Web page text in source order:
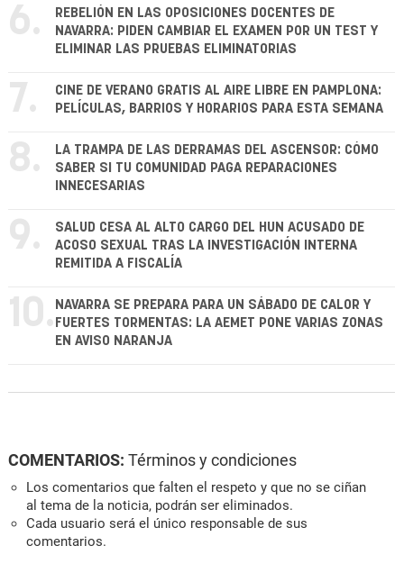
6.
REBELIÓN EN LAS OPOSICIONES DOCENTES DE
NAVARRA: PIDEN CAMBIAR EL EXAMEN POR UN TEST Y
ELIMINAR LAS PRUEBAS ELIMINATORIAS
7.
CINE DE VERANO GRATIS AL AIRE LIBRE EN PAMPLONA:
PELÍCULAS, BARRIOS Y HORARIOS PARA ESTA SEMANA
8.
LA TRAMPA DE LAS DERRAMAS DEL ASCENSOR: CÓMO
SABER SI TU COMUNIDAD PAGA REPARACIONES
INNECESARIAS
9.
SALUD CESA AL ALTO CARGO DEL HUN ACUSADO DE
ACOSO SEXUAL TRAS LA INVESTIGACIÓN INTERNA
REMITIDA A FISCALÍA
10. NAVARRA SE PREPARA PARA UN SÁBADO DE CALOR Y
FUERTES TORMENTAS: LA AEMET PONE VARIAS ZONAS
EN AVISO NARANJA
COMENTARIOS: Términos y condiciones
Los comentarios que falten el respeto y que no se ciñan
al tema de la noticia, podrán ser eliminados.
Cada usuario será el único responsable de sus
comentarios.